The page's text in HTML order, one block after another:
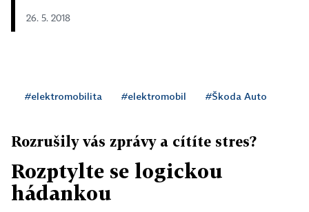
26. 5. 2018
#elektromobilita #elektromobil #Škoda Auto
Rozrušily vás zprávy a cítíte stres?
Rozptylte se logickou
hádankou